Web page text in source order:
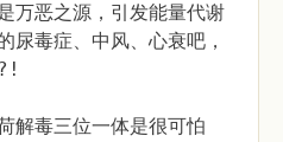
万恶之源，引发能量代谢
尿毒症、中风、心衰吧，
解毒三位一体是很可怕